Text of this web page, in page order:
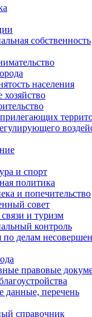
собственность
населения
хозяйство
и спорт
политика
и попечительство
совет
и туризм
контроль
по делам
правовые
данные, перечень
справочник